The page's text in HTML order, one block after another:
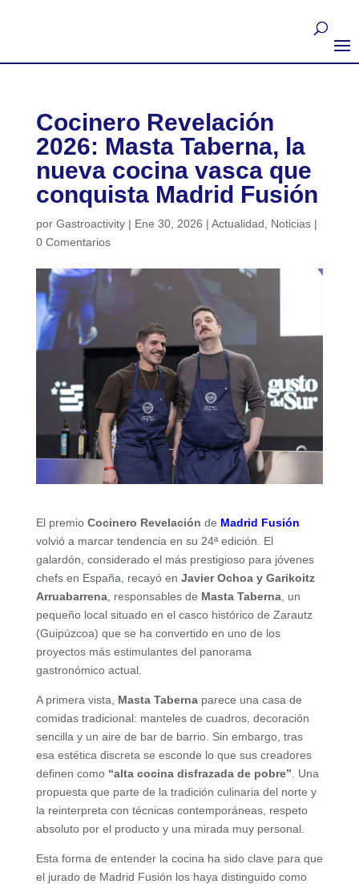
Cocinero Revelación
2026: Masta Taberna, la
nueva cocina vasca que
conquista Madrid Fusión
por Gastroactivity| Ene 30, 2026 | Actualidad Noticias|
0 Comentarios
El premio Cocinero Revelación de Madrid Fusión
volvió a marcar tendencia en su 24ª edición. El
galardón, considerado el más prestigioso para jóvenes
chefs en España, recayó en Javier Ochoa y Garikoitz
Arruabarrena, responsables de Masta Taberna, un
pequeño local situado en el casco histórico de Zarautz
(Guipúzcoa) que se ha convertido en uno de los
proyectos más estimulantes del panorama
gastronómico actual.
A primera vista, Masta Tabernaparece una casa de
comidas tradicional: manteles de cuadros, decoración
sencilla y un aire de bar de barrio. Sin embargo, tras
esa estética discreta se esconde lo que sus creadores
definen como “alta cocina disfrazada de pobre” . Una
propuesta que parte de la tradición culinaria del norte y
la reinterpreta con técnicas contemporáneas, respeto
absoluto por el producto y una mirada muy personal.
Esta forma de entender la cocina ha sido clave para que
el jurado de Madrid Fusión los haya distinguido como